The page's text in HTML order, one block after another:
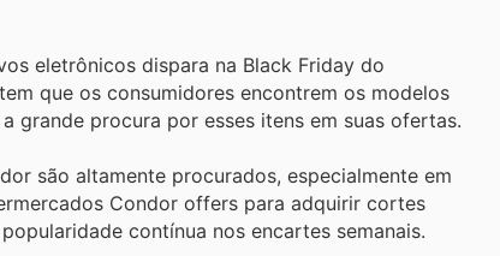
eletrônicos dispara na Black Friday do
que os consumidores encontrem os modelos
grande procura por esses itens em suas ofertas.
são altamente procurados, especialmente em
Condor offers para adquirir cortes
contínua nos encartes semanais.